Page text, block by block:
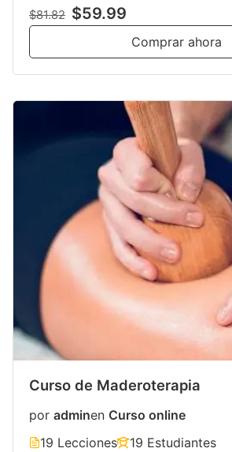
$81.82 $59.99
Comprar ahora
Curso de Maderoterapia
por adminen Curso online
19 Lecciones
19 Estudiantes